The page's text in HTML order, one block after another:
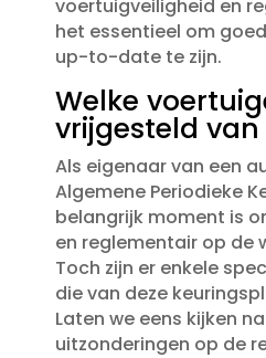
voertuigveiligheid en
het essentieel om
up-to-date te zijn.​
Welke
vrijgesteld van
Als eigenaar van een
Algemene Periodieke
belangrijk moment is
en reglementair op de
Toch zijn er enkele
die van deze
Laten we eens kijken
uitzonderingen op de